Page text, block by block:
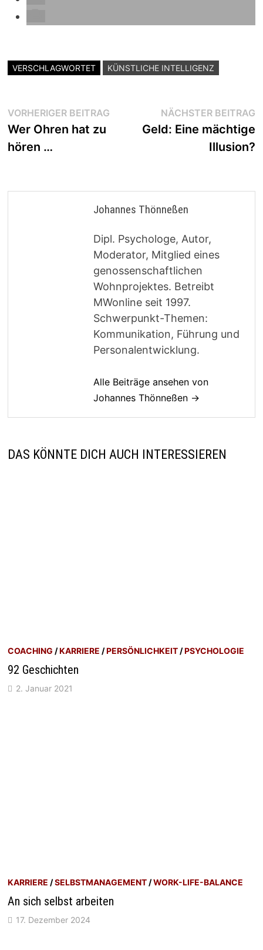
VERSCHLAGWORTET KÜNSTLICHE INTELLIGENZ
Beitragsnavigation
VORHERIGER BEITRAG Vorheriger
Beitrag:
Wer Ohren hat zu
hören …
NÄCHSTER BEITRAG
Geld: Eine mächtige
Illusion?
Johannes Thönneßen
Dipl. Psychologe, Autor,
Moderator, Mitglied eines
genossenschaftlichen
Wohnprojektes. Betreibt
MWonline seit 1997.
Schwerpunkt-Themen:
Kommunikation, Führung und
Personalentwicklung.
Alle Beiträge ansehen von
Johannes Thönneßen →
DAS KÖNNTE DICH AUCH INTERESSIEREN
COACHING /KARRIERE /PERSÖNLICHKEIT /PSYCHOLOGIE
92 Geschichten
2. Januar 2021
KARRIERE /SELBSTMANAGEMENT /WORK-LIFE-BALANCE
An sich selbst arbeiten
17. Dezember 2024